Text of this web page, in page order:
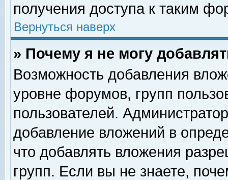
получения доступа к таким
Вернуться наверх
» Почему я не могу
Возможность добавления
уровне форумов, групп
пользователей.
добавление вложений в
что добавлять вложения
групп. Если вы не знаете,